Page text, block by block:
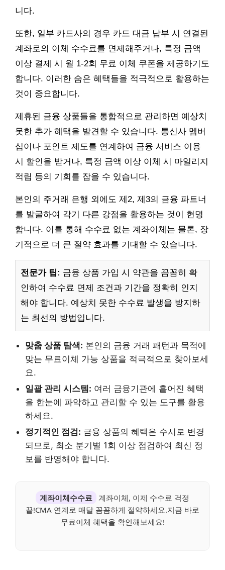
니다.
또한, 일부 카드사의 경우 카드 대금 납부 시 연결된
계좌로의 이체 수수료를 면제해주거나, 특정 금액
이상 결제 시 월 1-2회 무료 이체 쿠폰을 제공하기도
합니다. 이러한 숨은 혜택들을 적극적으로 활용하는
것이 중요합니다.
제휴된 금융 상품들을 통합적으로 관리하면 예상치
못한 추가 혜택을 발견할 수 있습니다. 통신사 멤버
십이나 포인트 제도를 연계하여 금융 서비스 이용
시 할인을 받거나, 특정 금액 이상 이체 시 마일리지
적립 등의 기회를 잡을 수 있습니다.
본인의 주거래 은행 외에도 제2, 제3의 금융 파트너
를 발굴하여 각기 다른 강점을 활용하는 것이 현명
합니다. 이를 통해 수수료 없는 계좌이체는 물론, 장
기적으로 더 큰 절약 효과를 기대할 수 있습니다.
전문가 팁: 금융 상품 가입 시 약관을 꼼꼼히 확
인하여 수수료 면제 조건과 기간을 정확히 인지
해야 합니다. 예상치 못한 수수료 발생을 방지하
는 최선의 방법입니다.
맞춤 상품 탐색: 본인의 금융 거래 패턴과 목적에
맞는 무료이체 가능 상품을 적극적으로 찾아보세
요.
일괄 관리 시스템: 여러 금융기관에 흩어진 혜택
을 한눈에 파악하고 관리할 수 있는 도구를 활용
하세요.
정기적인 점검: 금융 상품의 혜택은 수시로 변경
되므로, 최소 분기별 1회 이상 점검하여 최신 정
보를 반영해야 합니다.
계좌이체수수료
계좌이체, 이제 수수료 걱정
끝!CMA 연계로 매달 꼼꼼하게 절약하세요.지금 바로
무료이체 혜택을 확인해보세요!